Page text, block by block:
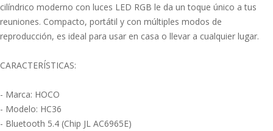
cilíndrico moderno con luces LED RGB le da un toque único a tus
reuniones. Compacto, portátil y con múltiples modos de
reproducción, es ideal para usar en casa o llevar a cualquier lugar.
CARACTERÍSTICAS:
- Marca: HOCO
- Modelo: HC36
- Bluetooth 5.4 (Chip JL AC6965E)